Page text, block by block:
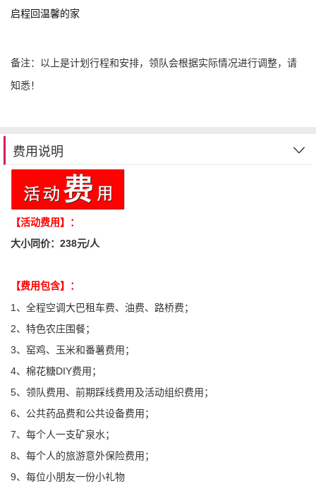
启程回温馨的家
备注：以上是计划行程和安排，领队会根据实际情况进行调整，请
知悉！
费用说明
【活动费用】：
大小同价：238元/人
【费用包含】：
1、 全程空调大巴租车费、油费、路桥费；
2、特色农庄围餐；
3、 窑鸡、玉米和番薯费用；
4、棉花糖DIY费用；
5、 领队费用、前期踩线费用及活动组织费用；
6、 公共药品费和公共设备费用；
7、每个人一支矿泉水；
8、每个人的旅游意外保险费用；
9、每位小朋友一份小礼物